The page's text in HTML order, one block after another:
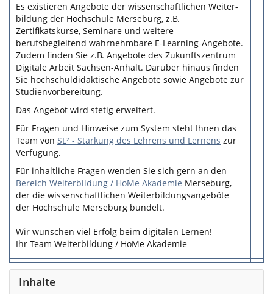
Es existieren Angebote der wissen­schaftlichen Weiter­
bildung der Hochschule Merseburg, z.B.
Zertifikatskurse, Seminare und weitere
berufsbegleitend wahrnehmbare E-Learning-Angebote.
Zudem finden Sie z.B. Angebote des Zukunftszentrum
Digitale Arbeit Sachsen-Anhalt. Darüber hinaus finden
Sie hochschuldidaktische Angebote sowie Angebote zur
Studienvorbereitung.
Das Angebot wird stetig erweitert.
Für Fragen und Hinweise zum System steht Ihnen das
Team von SL² - Stärkung des Lehrens und Lernens zur
Verfügung.
Für inhaltliche Fragen wenden Sie sich gern an den
Bereich Weiterbildung / HoMe Akademie Merseburg,
der die wissenschaftlichen Weiterbildungsangeböte
der Hochschule Merseburg bündelt.
Wir wünschen viel Erfolg beim digitalen Lernen!
Ihr Team Weiterbildung / HoMe Akademie
Inhalte